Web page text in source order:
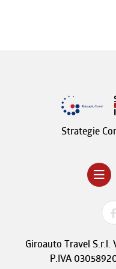
Strategie
Giroauto Travel S.r.l.
P.IVA